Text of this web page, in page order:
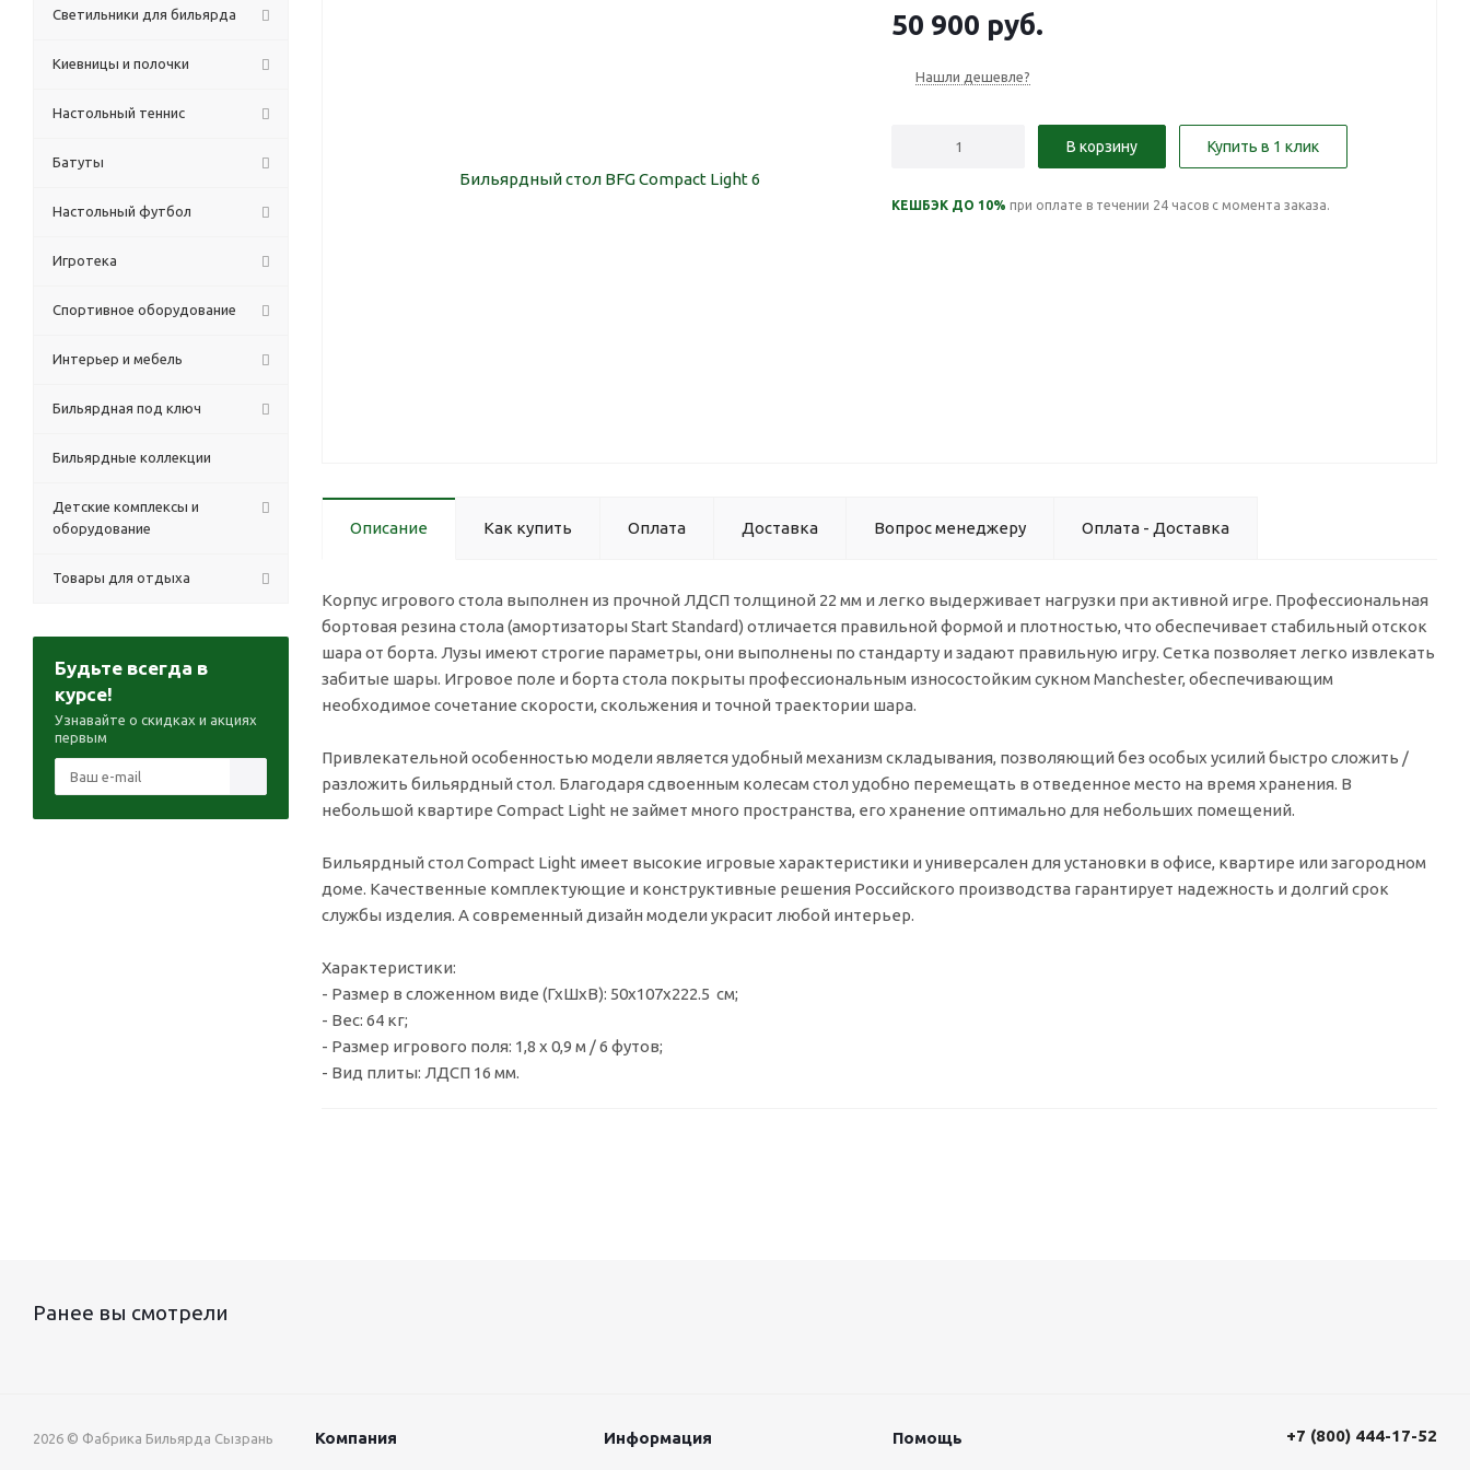
50 900 руб.
Нашли дешевле?
В корзину Купить в 1 клик
КЕШБЭК ДО 10% при оплате в течении 24 часов с момента заказа.
Описание Как купить Оплата Доставка Вопрос менеджеру Оплата - Доставка
Корпус игрового стола выполнен из прочной ЛДСП толщиной 22 мм и легко выдерживает нагрузки при активной игре. Профессиональная
бортовая резина стола (амортизаторы Start Standard) отличается правильной формой и плотностью, что обеспечивает стабильный отскок
шара от борта. Лузы имеют строгие параметры, они выполнены по стандарту и задают правильную игру. Сетка позволяет легко извлекать
забитые шары. Игровое поле и борта стола покрыты профессиональным износостойким сукном Manchester, обеспечивающим
необходимое сочетание скорости, скольжения и точной траектории шара.
Привлекательной особенностью модели является удобный механизм складывания, позволяющий без особых усилий быстро сложить /
разложить бильярдный стол. Благодаря сдвоенным колесам стол удобно перемещать в отведенное место на время хранения. В
небольшой квартире Compact Light не займет много пространства, его хранение оптимально для небольших помещений.
Бильярдный стол Compact Light имеет высокие игровые характеристики и универсален для установки в офисе, квартире или загородном
доме. Качественные комплектующие и конструктивные решения Российского производства гарантирует надежность и долгий срок
службы изделия. А современный дизайн модели украсит любой интерьер.
Характеристики:
- Размер в сложенном виде (ГхШхВ): 50х107х222.5 см;
- Вес: 64 кг;
- Размер игрового поля: 1,8 х 0,9 м / 6 футов;
- Вид плиты: ЛДСП 16 мм.
Светильники для бильярда
Киевницы и полочки
Настольный теннис
Батуты
Настольный футбол
Игротека
Спортивное оборудование
Интерьер и мебель
Бильярдная под ключ
Бильярдные коллекции
Детские комплексы и
оборудование
Товары для отдыха
Будьте всегда в
курсе!
Узнавайте о скидках и акциях
первым
Ранее вы смотрели
2026 © Фабрика Бильярда Сызрань Компания Информация Помощь +7 (800) 444-17-52